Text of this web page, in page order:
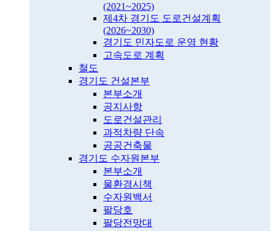
(2021~2025)
제4차 경기도 도로건설계획
(2026~2030)
경기도 민자도로 운영 현황
고속도로 계획
철도
경기도 건설본부
본부소개
공지사항
도로건설관리
과적차량 단속
공공건축물
경기도 수자원본부
본부소개
물환경시책
수자원백서
팔당호
팔당전망대